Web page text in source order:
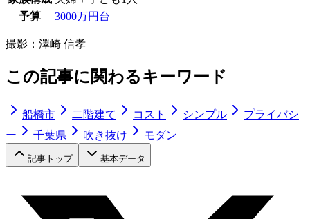
予算
3000万円台
撮影： 澤崎 信孝
この記事に関わるキーワード
船橋市 二階建て コスト シンプル
プライバシ
ー
千葉県 吹き抜け モダン
記事トップ 基本データ